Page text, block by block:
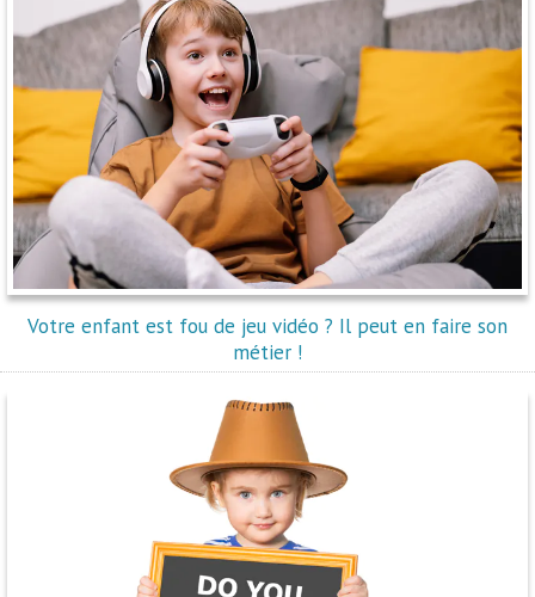
Votre enfant est fou de jeu vidéo ? Il peut en faire son
métier !